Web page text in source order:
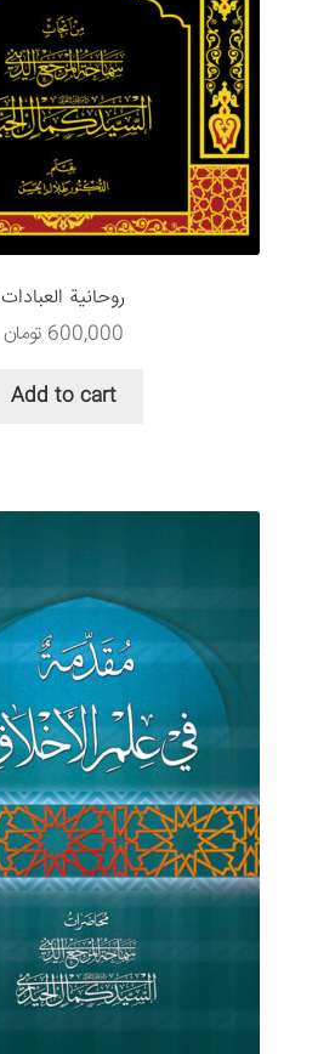
روحانیة العبادات
600,000 تومان
Add to cart